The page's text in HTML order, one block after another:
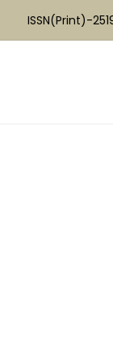
ISSN(Print)-